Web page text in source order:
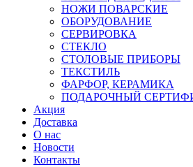
НОЖИ ПОВАРСКИЕ
ОБОРУДОВАНИЕ
СЕРВИРОВКА
СТЕКЛО
СТОЛОВЫЕ ПРИБОРЫ
ТЕКСТИЛЬ
ФАРФОР, КЕРАМИКА
ПОДАРОЧНЫЙ
Акция
Доставка
О нас
Новости
Контакты